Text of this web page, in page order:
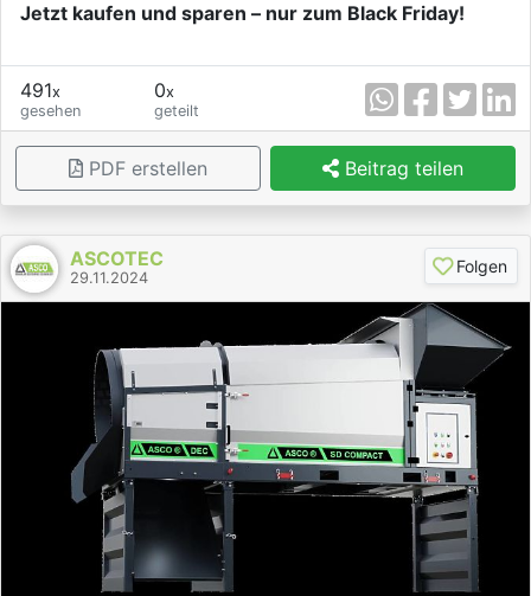
Jetzt kaufen und sparen – nur zum Black Friday!
491x
gesehen
0x
geteilt
PDF erstellen Beitrag teilen
ASCOTEC
29.11.2024
Folgen